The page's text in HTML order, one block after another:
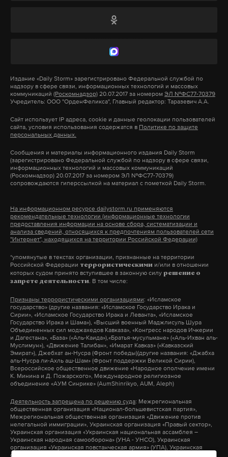
Российские борцы были отстранены с 2022 года. В
нейтральном статусе, а в январе 2026 года
национальной символикой.
Подпишитесь на Daily Storm вMAX. Он
работает там, где тормозит интернет.
Макс Telegram
#федерация борьбы #россияне #спорт #борьба
Издание «Daily Storm» зарегистрировано Федеральной службой по
надзору в сфере связи, информационных технологий и массовых
коммуникаций (Роскомнадзор) 20.07.2017 за номером ЭЛ №ФС77-70379
Учредитель: ООО "ОрденФеликса", Главный редактор: Таразевич А.А.
Сайт использует IP адреса, cookie и данные геолокации пользователей
сайта, условия использования содержатся в Политике по защите
персональных данных.
Сообщения и материалы информационного издания Daily Storm
(зарегистрировано Федеральной службой по надзору в сфере связи,
информационных технологий и массовых коммуникаций
(Роскомнадзор) 20.07.2017 за номером ЭЛ №ФС77-70379)
сопровождаются гиперссылкой на материал с пометкой Daily Storm.
На информационном ресурсе dailystorm.ru применяются
рекомендательные технологии (информационные технологии
предоставления информации на основе сбора, систематизации и
анализа сведений, относящихся к предпочтениям пользователей сети
"Интернет", находящихся на территории Российской Федерации)
*упомянутые в текстах организации, признанные на территории
Российской Федерации террористическими и/или в отношении
которых судом принято вступившее в законную силу решение о
запрете деятельности. В том числе:
Признаны террористическими организациями: «Исламское
государство» (другие названия: «Исламское Государство Ирака и
Сирии», «Исламское Государство Ирака и Леванта», «Исламское
Государство Ирака и Шама»), «Высший военный Маджлисуль Шура
Объединенных сил моджахедов Кавказа», «Конгресс народов Ичкерии
и Дагестана», «База» («Аль-Каида»),«Братья-мусульмане» («Аль-Ихван аль-
Муслимун»), «Движение Талибан», «Имарат Кавказ» («Кавказский
Эмират»), Джебхат ан-Нусра (Фронт победы)(другие названия: «Джабха
аль-Нусра ли-Ахль аш-Шам» (Фронт поддержки Великой Сирии),
Всероссийское общественное движение «Народное ополчение имени
К. Минина и Д. Пожарского», Международное религиозное
объединение «АУМ Синрике» (AumShinrikyo, AUM, Aleph)
Деятельность запрещена по решению суда: Межрегиональная
общественная организация «Национал-большевистская партия»,
Межрегиональная общественная организация «Движение против
нелегальной иммиграции», Украинская организация «Правый сектор»,
Украинская организация «Украинская национальная ассамблея –
Украинская народная самооборона» (УНА - УНСО), Украинская
организация «Украинская повстанческая армия» (УПА), Украинская
организация «Тризуб им. Степана Бандеры», Украинская организация